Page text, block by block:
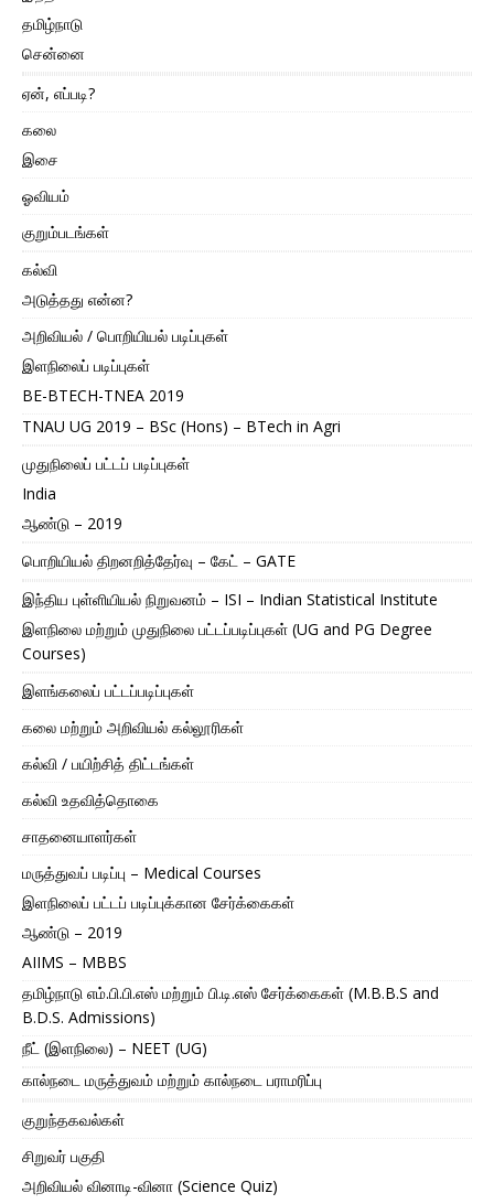
தமிழ்நாடு
சென்னை
ஏன், எப்படி?
கலை
இசை
ஓவியம்
குறும்படங்கள்
கல்வி
அடுத்தது என்ன?
அறிவியல் / பொறியியல் படிப்புகள்
இளநிலைப் படிப்புகள்
BE-BTECH-TNEA 2019
TNAU UG 2019 – BSc (Hons) – BTech in Agri
முதுநிலைப் பட்டப் படிப்புகள்
India
ஆண்டு – 2019
பொறியியல் திறனறித்தேர்வு – கேட் – GATE
இந்திய புள்ளியியல் நிறுவனம் – ISI – Indian Statistical Institute
இளநிலை மற்றும் முதுநிலை பட்டப்படிப்புகள் (UG and PG Degree
Courses)
இளங்கலைப் பட்டப்படிப்புகள்
கலை மற்றும் அறிவியல் கல்லூரிகள்
கல்வி / பயிற்சித் திட்டங்கள்
கல்வி உதவித்தொகை
சாதனையாளர்கள்
மருத்துவப் படிப்பு – Medical Courses
இளநிலைப் பட்டப் படிப்புக்கான சேர்க்கைகள்
ஆண்டு – 2019
AIIMS – MBBS
தமிழ்நாடு எம்.பி.பி.எஸ் மற்றும் பி.டி.எஸ் சேர்க்கைகள் (M.B.B.S and
B.D.S. Admissions)
நீட் (இளநிலை) – NEET (UG)
கால்நடை மருத்துவம் மற்றும் கால்நடை பராமரிப்பு
குறுந்தகவல்கள்
சிறுவர் பகுதி
அறிவியல் வினாடி-வினா (Science Quiz)